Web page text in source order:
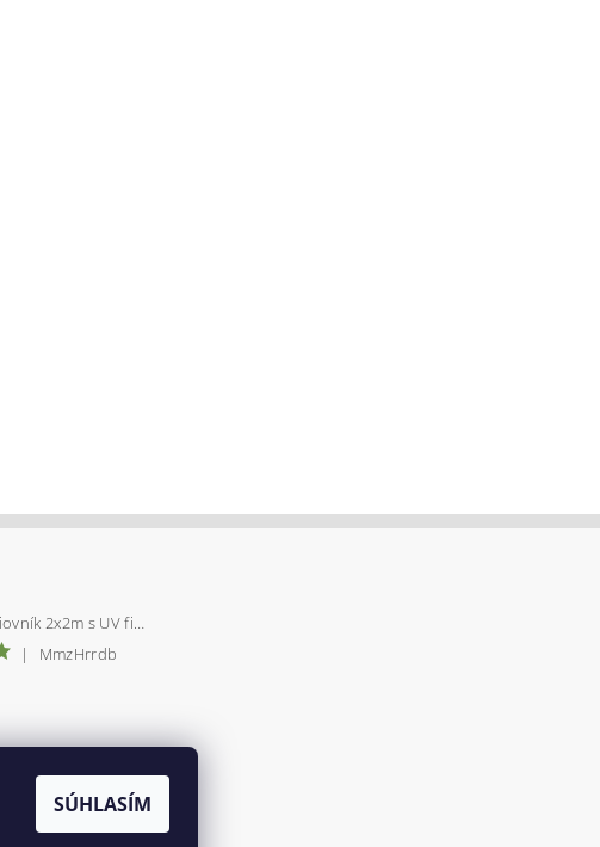
Záhradný fóliovník 2x2m s UV filtrom STANDARD
|
MmzHrrdb
SÚHLASÍM